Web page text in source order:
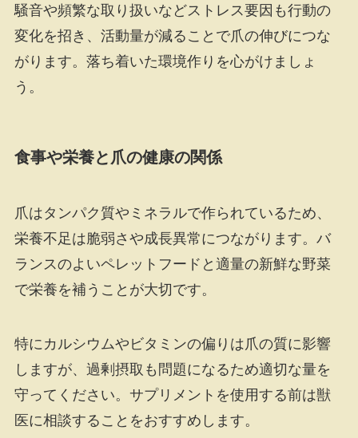
騒音や頻繁な取り扱いなどストレス要因も行動の
変化を招き、活動量が減ることで爪の伸びにつな
がります。落ち着いた環境作りを心がけましょ
う。
食事や栄養と爪の健康の関係
爪はタンパク質やミネラルで作られているため、
栄養不足は脆弱さや成長異常につながります。バ
ランスのよいペレットフードと適量の新鮮な野菜
で栄養を補うことが大切です。
特にカルシウムやビタミンの偏りは爪の質に影響
しますが、過剰摂取も問題になるため適切な量を
守ってください。サプリメントを使用する前は獣
医に相談することをおすすめします。